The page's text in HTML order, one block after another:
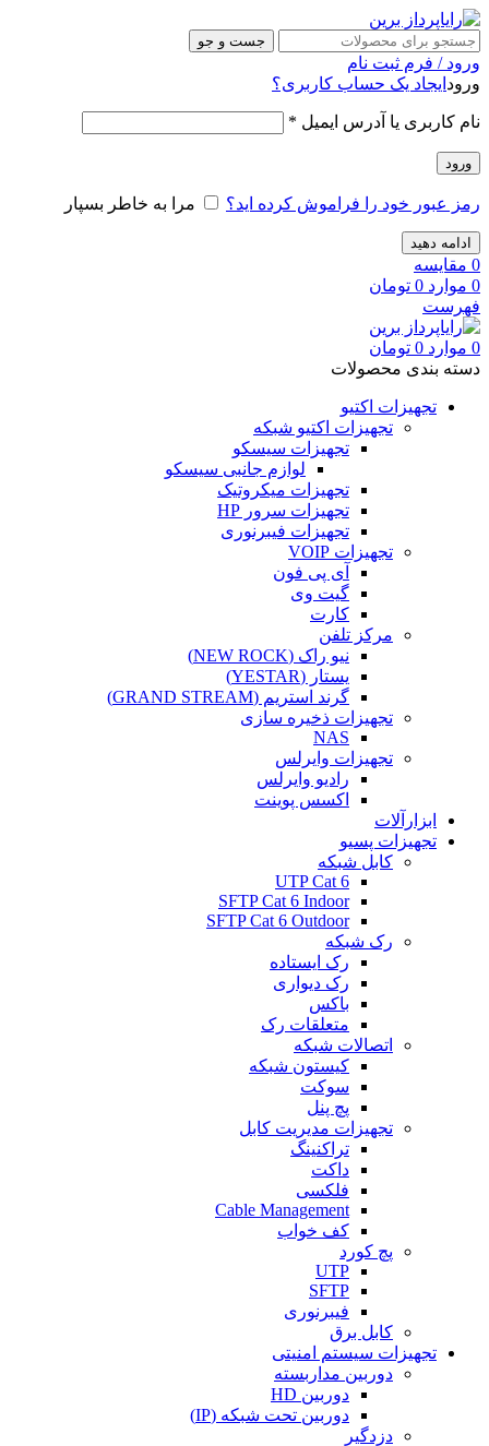
جست و جو
ورود / فرم ثبت نام
ورود ایجاد یک حساب کاربری؟
نام کاربری یا آدرس ایمیل *
ورود
رمز عبور خود را فراموش کرده اید؟ مرا به خاطر بسپار
ادامه دهید
0 مقایسه
0 موارد 0 تومان
فهرست
0 موارد 0 تومان
دسته بندی محصولات
تجهیزات اکتیو
تجهیزات اکتیو شبکه
تجهیزات سیسکو
لوازم جانبی سیسکو
تجهیزات میکروتیک
تجهیزات سرور HP
تجهیزات فیبرنوری
تجهیزات VOIP
آی پی فون
گیت وی
کارت
مرکز تلفن
نیو راک (NEW ROCK)
یستار (YESTAR)
گرند استریم (GRAND STREAM)
تجهیزات ذخیره سازی
NAS
تجهیزات وایرلس
رادیو وایرلس
اکسس پوینت
ابزارآلات
تجهیزات پسیو
کابل شبکه
UTP Cat 6
SFTP Cat 6 Indoor
SFTP Cat 6 Outdoor
رک شبکه
رک ایستاده
رک دیواری
باکس
متعلقات رک
اتصالات شبکه
کیستون شبکه
سوکت
پچ پنل
تجهیزات مدیریت کابل
تراکنینگ
داکت
فلکسی
Cable Management
کف خواب
پچ کورد
UTP
SFTP
فیبرنوری
کابل برق
تجهیزات سیستم امنیتی
دوربین مداربسته
دوربین HD
دوربین تحت شبکه (IP)
دزدگیر